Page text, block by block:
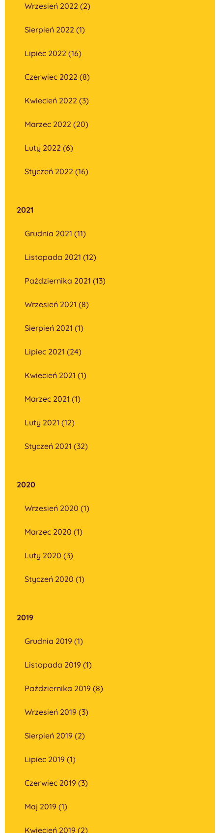
Wrzesień 2022 (2)
Sierpień 2022 (1)
Lipiec 2022 (16)
Czerwiec 2022 (8)
Kwiecień 2022 (3)
Marzec 2022 (20)
Luty 2022 (6)
Styczeń 2022 (16)
2021
Grudnia 2021 (11)
Listopada 2021 (12)
Października 2021 (13)
Wrzesień 2021 (8)
Sierpień 2021 (1)
Lipiec 2021 (24)
Kwiecień 2021 (1)
Marzec 2021 (1)
Luty 2021 (12)
Styczeń 2021 (32)
2020
Wrzesień 2020 (1)
Marzec 2020 (1)
Luty 2020 (3)
Styczeń 2020 (1)
2019
Grudnia 2019 (1)
Listopada 2019 (1)
Października 2019 (8)
Wrzesień 2019 (3)
Sierpień 2019 (2)
Lipiec 2019 (1)
Czerwiec 2019 (3)
Maj 2019 (1)
Kwiecień 2019 (2)